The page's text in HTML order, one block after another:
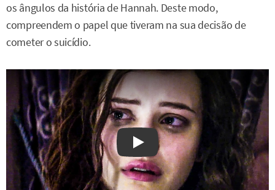
os ângulos da história de Hannah. Deste modo,
compreendem o papel que tiveram na sua decisão de
cometer o suicídio.
Watch on YouTube